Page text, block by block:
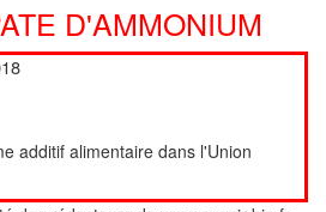
D'AMMONIUM
additif alimentaire dans l'Union